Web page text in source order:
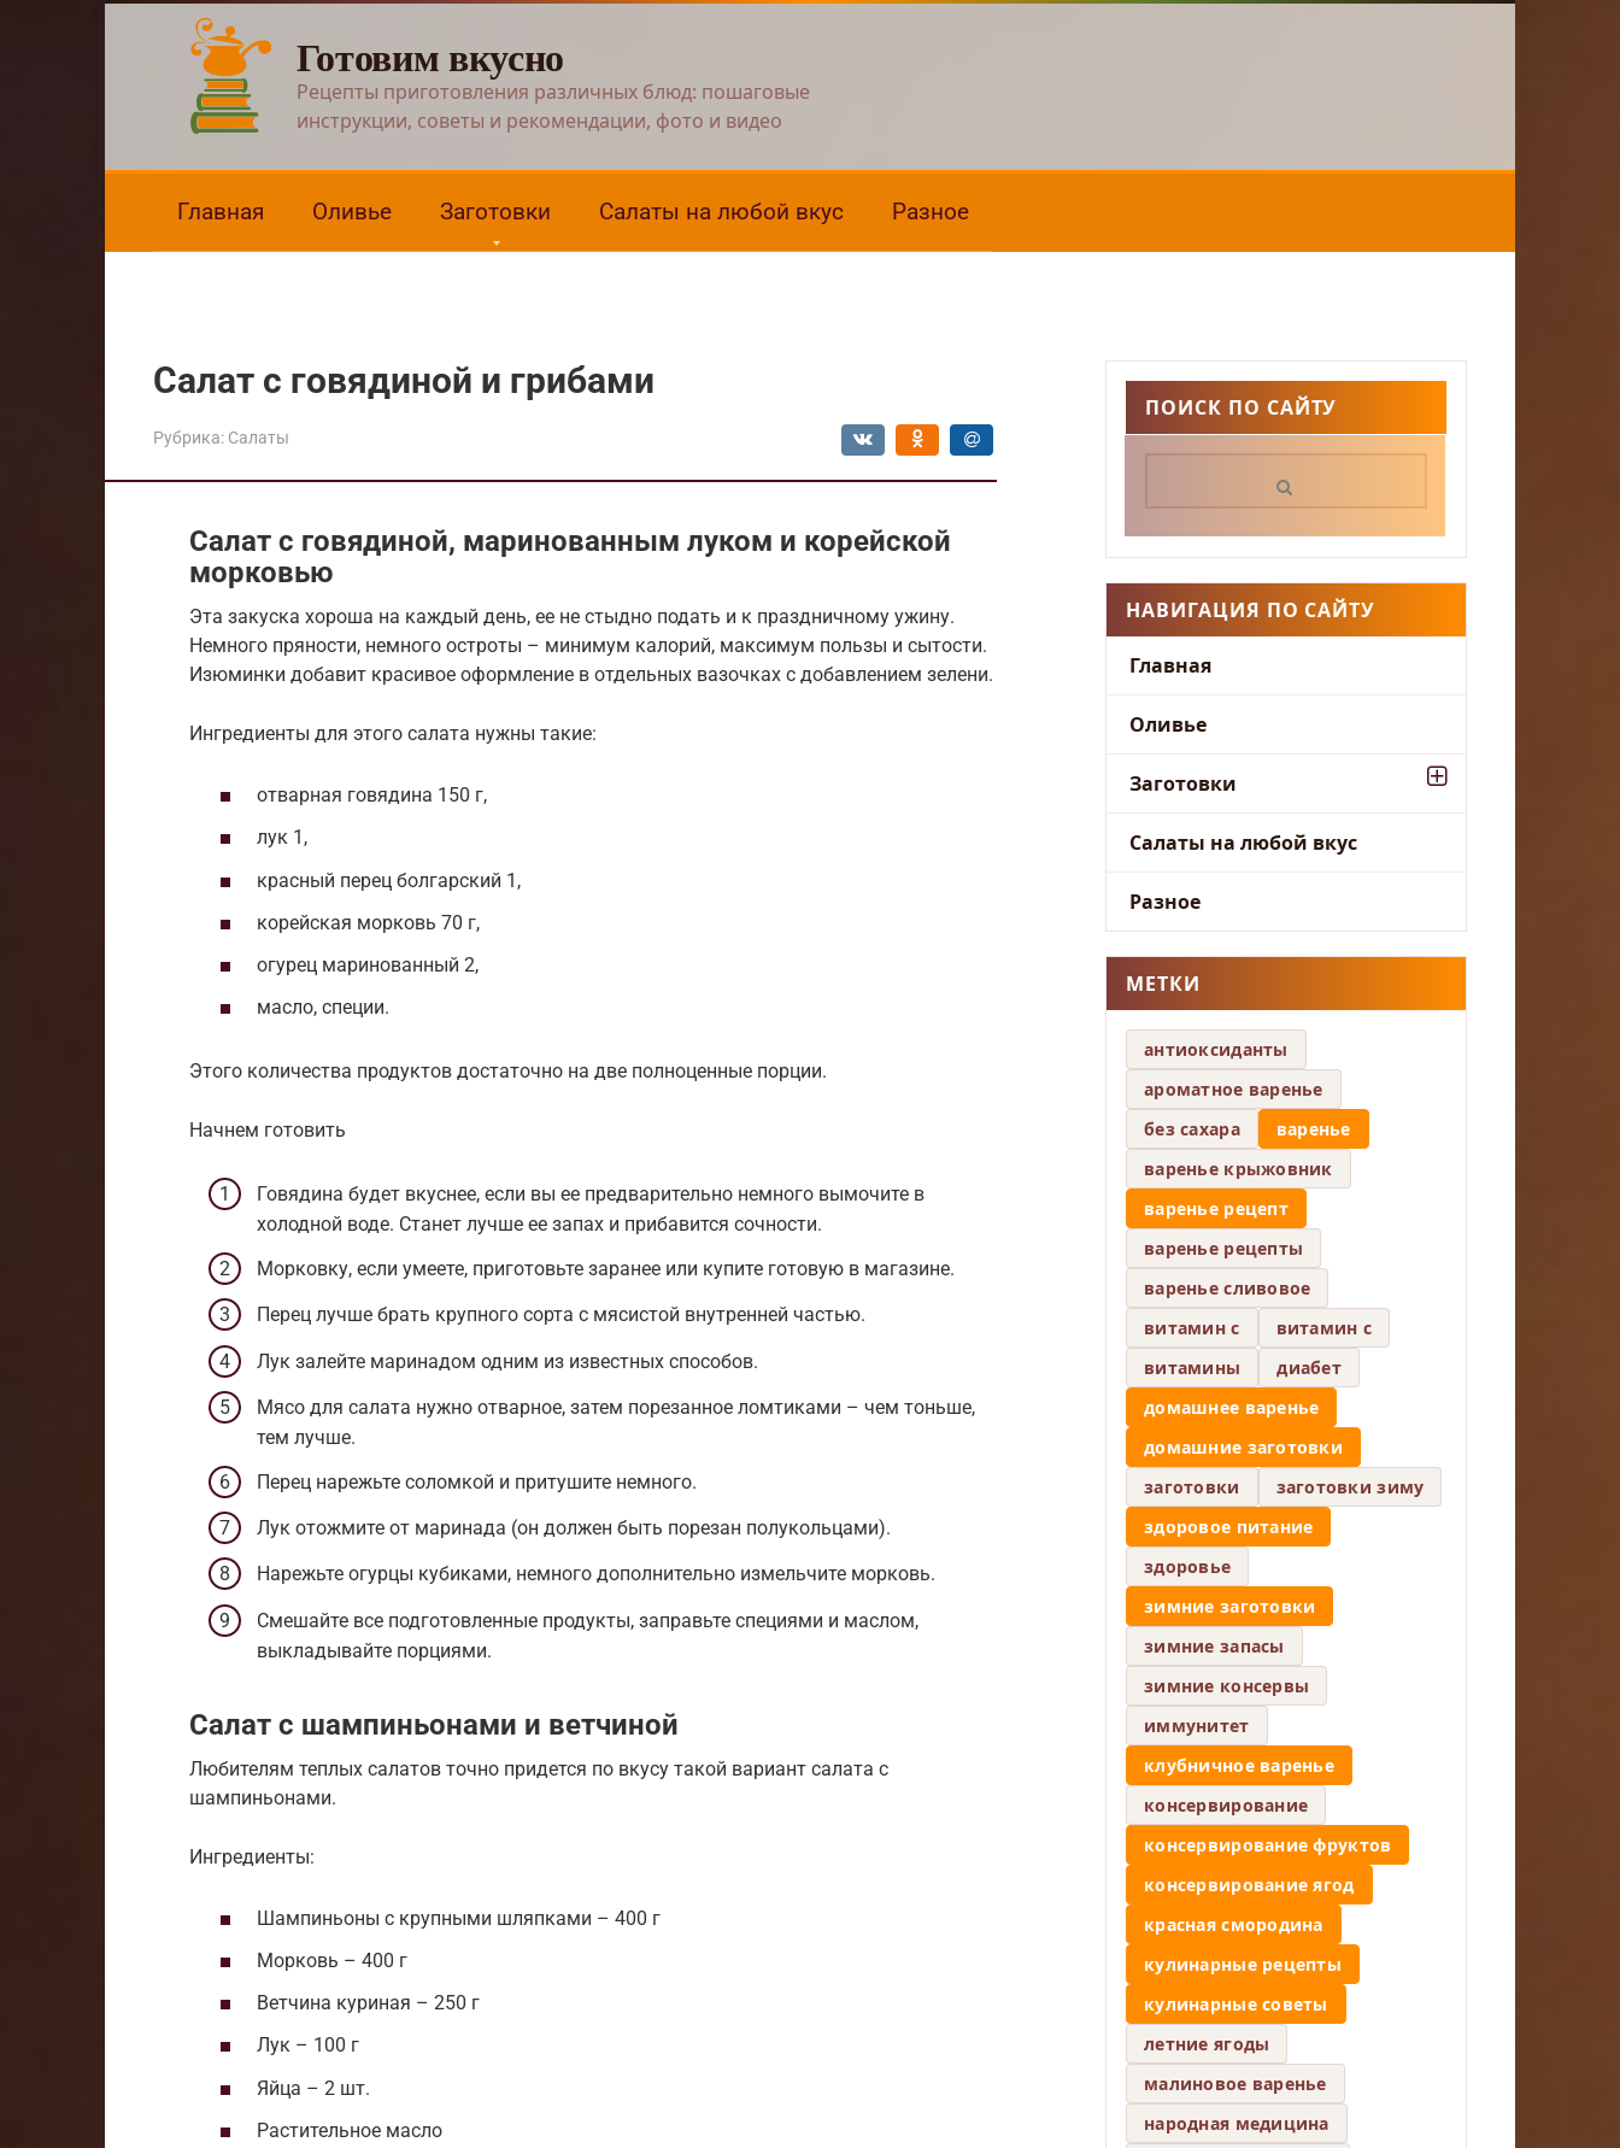
Готовим вкусно
Рецепты приготовления различных блюд: пошаговые
инструкции, советы и рекомендации, фото и видео
Главная Оливье Заготовки Салаты на любой вкус Разное
Салат с говядиной и грибами
Рубрика: Салаты
Салат с говядиной, маринованным луком и корейской
морковью
Эта закуска хороша на каждый день, ее не стыдно подать и к праздничному ужину.
Немного пряности, немного остроты – минимум калорий, максимум пользы и сытости.
Изюминки добавит красивое оформление в отдельных вазочках с добавлением зелени.
Ингредиенты для этого салата нужны такие:
отварная говядина 150 г,
лук 1,
красный перец болгарский 1,
корейская морковь 70 г,
огурец маринованный 2,
масло, специи.
Этого количества продуктов достаточно на две полноценные порции.
Начнем готовить
Говядина будет вкуснее, если вы ее предварительно немного вымочите в
холодной воде. Станет лучше ее запах и прибавится сочности.
Морковку, если умеете, приготовьте заранее или купите готовую в магазине.
Перец лучше брать крупного сорта с мясистой внутренней частью.
Лук залейте маринадом одним из известных способов.
Мясо для салата нужно отварное, затем порезанное ломтиками – чем тоньше,
тем лучше.
Перец нарежьте соломкой и притушите немного.
Лук отожмите от маринада (он должен быть порезан полукольцами).
Нарежьте огурцы кубиками, немного дополнительно измельчите морковь.
Смешайте все подготовленные продукты, заправьте специями и маслом,
выкладывайте порциями.
Салат с шампиньонами и ветчиной
Любителям теплых салатов точно придется по вкусу такой вариант салата с
шампиньонами.
Ингредиенты:
Шампиньоны с крупными шляпками – 400 г
Морковь – 400 г
Ветчина куриная – 250 г
Лук – 100 г
Яйца – 2 шт.
Растительное масло
ПОИСК ПО САЙТУ
НАВИГАЦИЯ ПО САЙТУ
Главная
Оливье
Заготовки
Салаты на любой вкус
Разное
МЕТКИ
антиоксиданты
ароматное варенье
без сахара
варенье
варенье крыжовник
варенье рецепт
варенье рецепты
варенье сливовое
витамин c
витамин с
витамины
диабет
домашнее варенье
домашние заготовки
заготовки
заготовки зиму
здоровое питание
здоровье
зимние заготовки
зимние запасы
зимние консервы
иммунитет
клубничное варенье
консервирование
консервирование фруктов
консервирование ягод
красная смородина
кулинарные рецепты
кулинарные советы
летние ягоды
малиновое варенье
народная медицина